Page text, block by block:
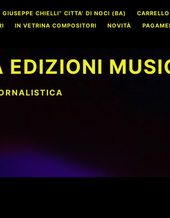
CHIELLI” CITTA’ DI NOCI (BA)
CARRELLO
IN VETRINA COMPOSITORI NOVITÀ
EDIZIONI